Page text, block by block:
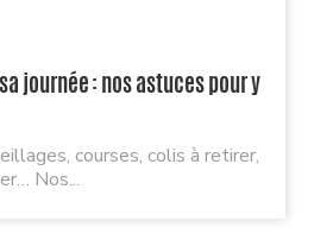
journée : nos astuces pour y
courses, colis à retirer,
Nos...